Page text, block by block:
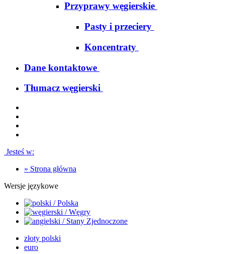
Przyprawy węgierskie
Pasty i przeciery
Koncentraty
Dane kontaktowe
Tłumacz węgierski
Jesteś w:
» Strona główna
Wersje językowe
złoty polski
euro